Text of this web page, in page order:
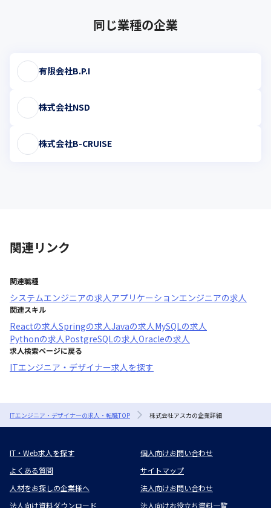
同じ業種の企業
有限会社B.P.I
株式会社NSD
株式会社B-CRUISE
関連リンク
関連職種
システムエンジニアの求人 アプリケーションエンジニアの求人
関連スキル
Reactの求人Springの求人Javaの求人 MySQLの求人
Pythonの求人 PostgreSQLの求人Oracleの求人
求人検索ページに戻る
ITエンジニア・デザイナー求人を探す
ITエンジニア・デザイナーの求人・転職TOP 株式会社アスカの企業詳細
IT・Web求人を探す
個人向けお問い合わせ
よくある質問
サイトマップ
人材をお探しの企業様へ
法人向けお問い合わせ
法人向け資料ダウンロード
法人向けお役立ち資料一覧